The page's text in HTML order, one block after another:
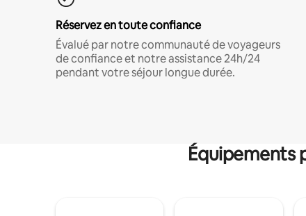
Réservez en toute confiance
Évalué par notre communauté de voyageurs
de confiance et notre assistance 24h/24
pendant votre séjour longue durée.
Équipements